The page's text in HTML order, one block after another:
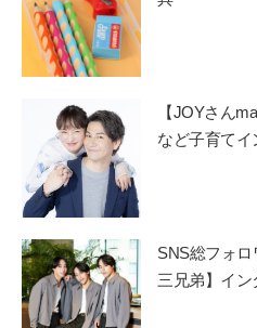
【JOYさん
など子育てイ
SNS総フォ
三兄弟】イン